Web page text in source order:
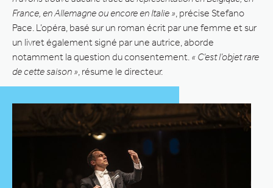
France, en Allemagne ou encore en Italie » , précise Stefano
Pace. L’opéra, basé sur un roman écrit par une femme et sur
un livret également signé par une autrice, aborde
notamment la question du consentement. « C’est l’objet rare
de cette saison » , résume le directeur.